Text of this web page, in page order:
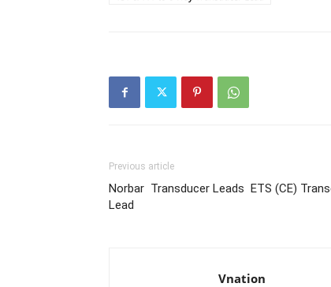
Previous article
Norbar Transducer Leads ETS (CE)
Lead
Vnation